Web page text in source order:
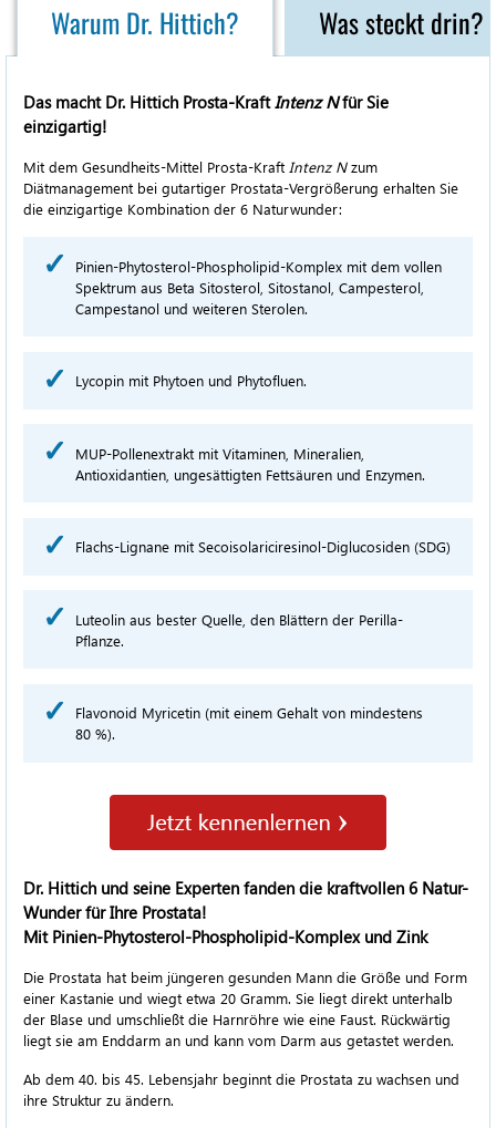
Warum Dr. Hittich? Was steckt drin?
Das macht Dr. Hittich Prosta-KraftIntenz Nfür Sie
einzigartig!
Mit dem Gesundheits-Mittel Prosta-Kraft Intenz Nzum
Diätmanagement bei gutartiger Prostata-Vergrößerung erhalten Sie
die einzigartige Kombination der 6 Naturwunder:
Pinien-Phytosterol-Phospholipid-Komplexmit dem vollen
Spektrum aus Beta Sitosterol, Sitostanol, Campesterol,
Campestanol und weiteren Sterolen.
Lycopin mit Phytoen und Phytofluen.
MUP-Pollenextrakt mit Vitaminen, Mineralien,
Antioxidantien, ungesättigten Fettsäuren und Enzymen.
Flachs-Lignane mit Secoisolariciresinol-Diglucosiden (SDG)
Luteolin aus bester Quelle, den Blättern der Perilla-
Pflanze.
Flavonoid Myricetin (mit einem Gehalt von mindestens
80 %).
Dr. Hittich und seine Experten fanden die kraftvollen 6 Natur-
Wunder für Ihre Prostata!
Mit Pinien-Phytosterol-Phospholipid-Komplexund Zink
Die Prostata hat beim jüngeren gesunden Mann die Größe und Form
einer Kastanie und wiegt etwa 20 Gramm. Sie liegt direkt unterhalb
der Blase und umschließt die Harnröhre wie eine Faust. Rückwärtig
liegt sie am Enddarm an und kann vom Darm aus getastet werden.
Ab dem 40. bis 45. Lebensjahr beginnt die Prostata zu wachsen und
ihre Struktur zu ändern.